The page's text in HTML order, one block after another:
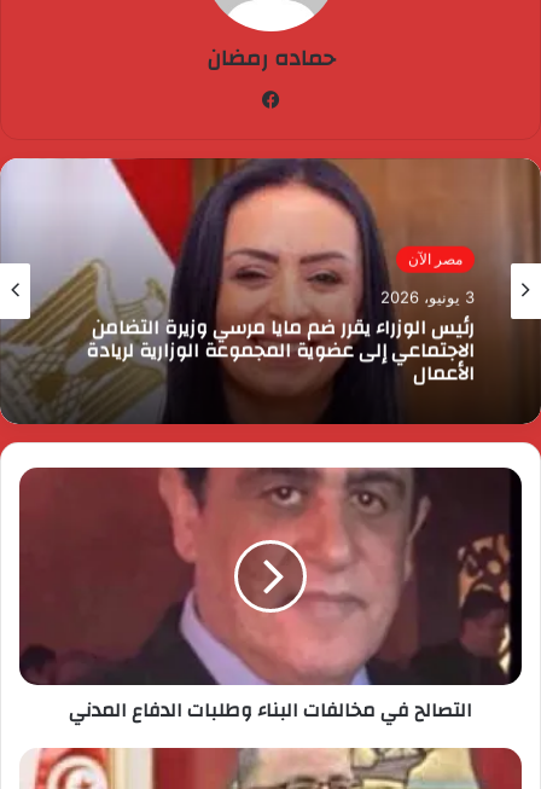
حماده رمضان
مصر الآن
3 يونيو، 2026
رئيس الوزراء يقرر ضم مايا مرسي وزيرة التضامن
الاجتماعي إلى عضوية المجموعة الوزارية لريادة
الأعمال
التصالح في مخالفات البناء وطلبات الدفاع المدني